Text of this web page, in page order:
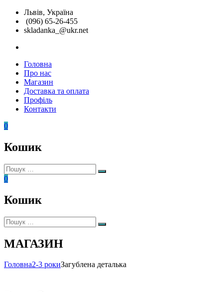
Перейти
вмісту
Львів, Україна
(096) 65-26-455
skladanka_@ukr.net
Складанка
Унікальні
розвиваючі
іграшки
Головна
Про нас
Магазин
Доставка та оплата
Профіль
Контакти
0
Кошик
Пошук:
Пошук
0
Кошик
Пошук:
Пошук
МАГАЗИН
Головна2-3 рокиЗагублена деталька